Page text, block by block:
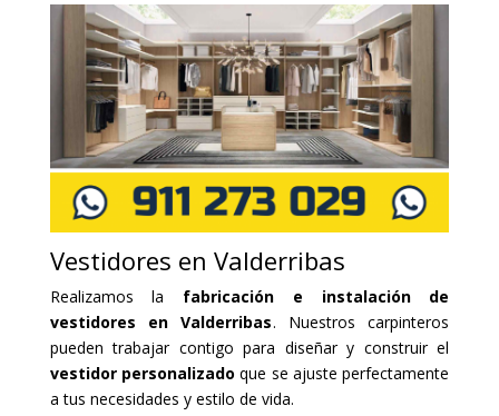
Vestidores en Valderribas
Realizamos la fabricación e instalación de
vestidores en Valderribas. Nuestros carpinteros
pueden trabajar contigo para diseñar y construir el
vestidor personalizado que se ajuste perfectamente
a tus necesidades y estilo de vida.